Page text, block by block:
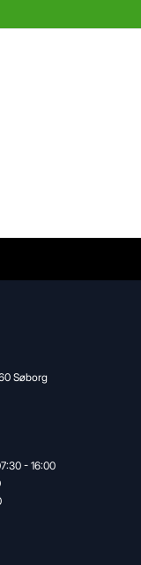
Søborg
- 16:00